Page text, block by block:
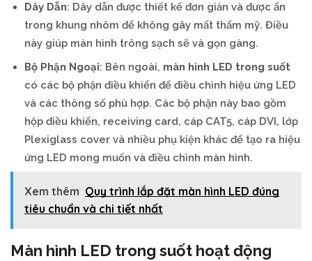
Dây Dẫn: Dây dẫn được thiết kế đơn giản và được ẩn
trong khung nhôm để không gây mất thẩm mỹ. Điều
này giúp màn hình trông sạch sẽ và gọn gàng.
Bộ Phận Ngoại: Bên ngoài, màn hình LED trong suốt
có các bộ phận điều khiển để điều chỉnh hiệu ứng LED
và các thông số phù hợp. Các bộ phận này bao gồm
hộp điều khiển, receiving card, cáp CAT5, cáp DVI, lớp
Plexiglass cover và nhiều phụ kiện khác để tạo ra hiệu
ứng LED mong muốn và điều chỉnh màn hình.
Xem thêm Quy trình lắp đặt màn hình LED đúng
tiêu chuẩn và chi tiết nhất
Màn hình LED trong suốt hoạt động